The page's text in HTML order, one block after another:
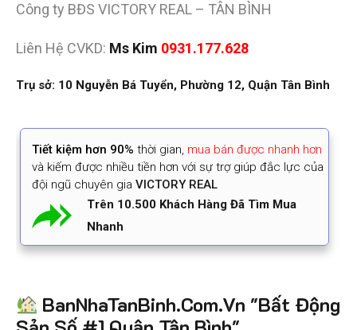
Công ty BĐS VICTORY REAL – TÂN BÌNH
Liên Hệ CVKD: Ms Kim 0931.177.628
Trụ sở: 10 Nguyễn Bá Tuyển, Phường 12, Quận Tân Bình
Tiết kiệm hơn 90% thời gian, mua bán được nhanh hơn
và kiếm được nhiều tiền hơn với sự trợ giúp đắc lực của
đội ngũ chuyên gia VICTORY REAL
Trên 10.500 Khách Hàng Đã Tìm Mua
Nhanh
BanNhaTanBinh.Com.Vn "Bất Động